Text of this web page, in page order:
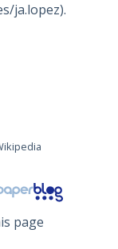
ja.lopez).